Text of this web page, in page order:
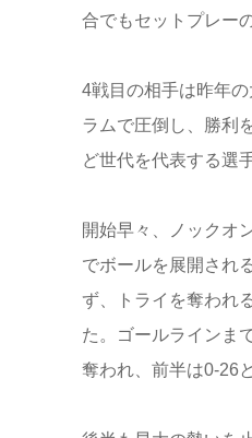
合でもセットプレー
4戦目の相手は昨年
ラムで圧倒し、勝利
ど世代を代表する選
開始早々、ノックオ
でボールを展開され
ず、トライを奪われ
た。ゴールラインま
奪われ、前半は0-26